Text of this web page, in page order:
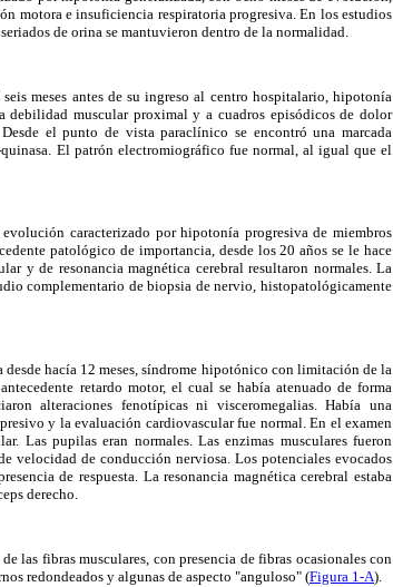
motora e insuficiencia respiratoria progresiva. En los estudios
de orina se mantuvieron dentro de la normalidad.
meses antes de su ingreso al centro hospitalario, hipotonía
debilidad muscular proximal y a cuadros episódicos de dolor
el punto de vista paraclínico se encontró una marcada
El patrón electromiográfico fue normal, al igual que el
caracterizado por hipotonía progresiva de miembros
patológico de importancia, desde los 20 años se le hace
y de resonancia magnética cerebral resultaron normales. La
complementario de biopsia de nervio, histopatológicamente
desde hacía 12 meses, síndrome hipotónico con limitación de la
retardo motor, el cual se había atenuado de forma
alteraciones fenotípicas ni visceromegalias. Había una
y la evaluación cardiovascular fue normal. En el examen
Las pupilas eran normales. Las enzimas musculares fueron
velocidad de conducción nerviosa. Los potenciales evocados
de respuesta. La resonancia magnética cerebral estaba
derecho.
las fibras musculares, con presencia de fibras ocasionales con
redondeados y algunas de aspecto "anguloso" (Figura 1-A).